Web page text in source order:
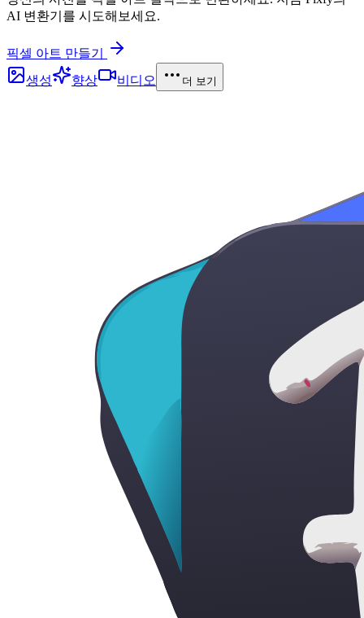
AI 변환기를 시도해보세요.
픽셀 아트 만들기
생성
향상 비디오 더 보기